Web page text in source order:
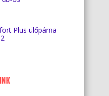
Plus ülőpárna